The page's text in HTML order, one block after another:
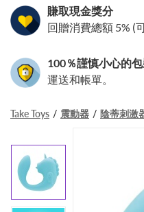
賺取現金獎分
回贈消費總額 5% (
100％謹慎小心的包
運送和帳單。
Take Toys 震動器 陰蒂刺激